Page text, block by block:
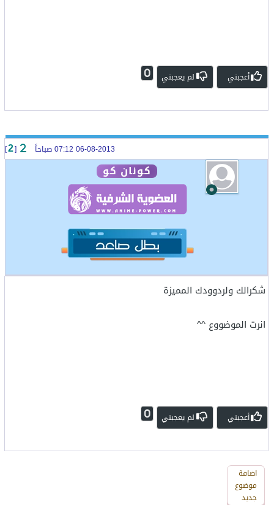
أعجبني لم يعجبني 0
[
2
]
كونان كو
شكرالك ولردوودك المميزة
انرت الموضووع ^^
أعجبني لم يعجبني 0
اضافة
رد
جديد
اضافة
موضوع
جديد